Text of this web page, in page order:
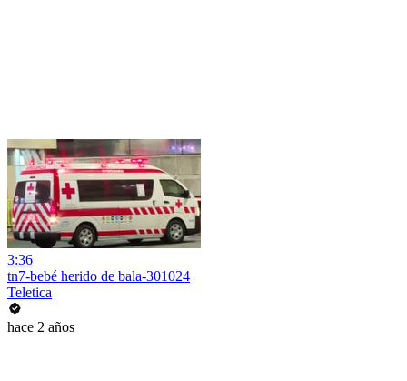
3:36
tn7-bebé herido de bala-301024
Teletica
hace 2 años